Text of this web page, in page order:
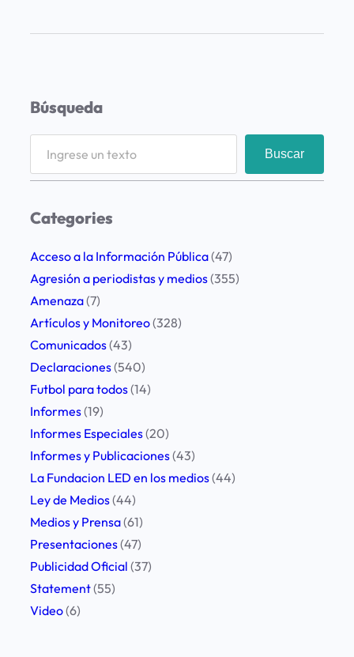
d
a
c
i
n
L
D
c
r
d
Búsqueda
r
h
Buscar
Categories
Acceso a la Información Pública(47)
Agresión a periodistas y medios(355)
Amenaza(7)
Artículos y Monitoreo(328)
Comunicados(43)
Declaraciones(540)
Futbol para todos(14)
Informes(19)
Informes Especiales(20)
Informes y Publicaciones(43)
La Fundacion LED en los medios(44)
Ley de Medios(44)
Medios y Prensa(61)
Presentaciones(47)
Publicidad Oficial (37)
Statement(55)
Video(6)